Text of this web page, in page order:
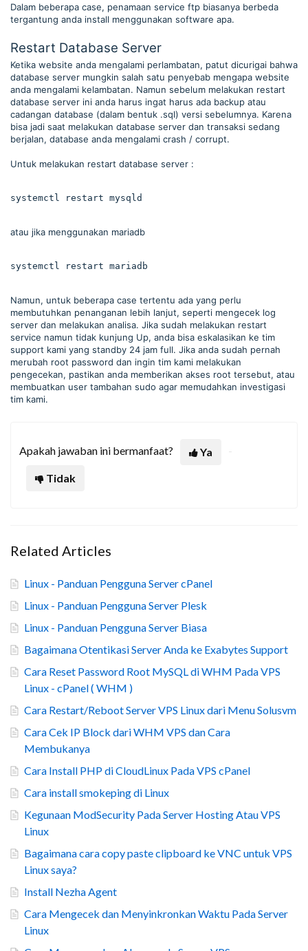
Dalam beberapa case, penamaan service ftp biasanya berbeda
tergantung anda install menggunakan software apa.
Restart Database Server
Ketika website anda mengalami perlambatan, patut dicurigai bahwa
database server mungkin salah satu penyebab mengapa website
anda mengalami kelambatan. Namun sebelum melakukan restart
database server ini anda harus ingat harus ada backup atau
cadangan database (dalam bentuk .sql) versi sebelumnya. Karena
bisa jadi saat melakukan database server dan transaksi sedang
berjalan, database anda mengalami crash / corrupt.
Untuk melakukan restart database server :
systemctl restart mysqld
atau jika menggunakan mariadb
systemctl restart mariadb
Namun, untuk beberapa case tertentu ada yang perlu
membutuhkan penanganan lebih lanjut, seperti mengecek log
server dan melakukan analisa. Jika sudah melakukan restart
service namun tidak kunjung Up, anda bisa eskalasikan ke tim
support kami yang standby 24 jam full. Jika anda sudah pernah
merubah root password dan ingin tim kami melakukan
pengecekan, pastikan anda memberikan akses root tersebut, atau
membuatkan user tambahan sudo agar memudahkan investigasi
tim kami.
Apakah jawaban ini bermanfaat?
Ya
Tidak
Related Articles
Linux - Panduan Pengguna Server cPanel
Linux - Panduan Pengguna Server Plesk
Linux - Panduan Pengguna Server Biasa
Bagaimana Otentikasi Server Anda ke Exabytes Support
Cara Reset Password Root MySQL di WHM Pada VPS
Linux - cPanel ( WHM )
Cara Restart/Reboot Server VPS Linux dari Menu Solusvm
Cara Cek IP Block dari WHM VPS dan Cara
Membukanya
Cara Install PHP di CloudLinux Pada VPS cPanel
Cara install smokeping di Linux
Kegunaan ModSecurity Pada Server Hosting Atau VPS
Linux
Bagaimana cara copy paste clipboard ke VNC untuk VPS
Linux saya?
Install Nezha Agent
Cara Mengecek dan Menyinkronkan Waktu Pada Server
Linux